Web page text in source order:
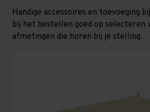
Handige accessoires en toevoeging
bij het bestellen goed op selecteren
afmetingen die horen bij je stelling.